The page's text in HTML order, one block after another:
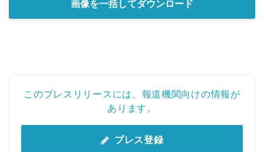
画像を一括してダウンロード
このプレスリリースには、報道機関向けの情報が
あります。
プレス登録